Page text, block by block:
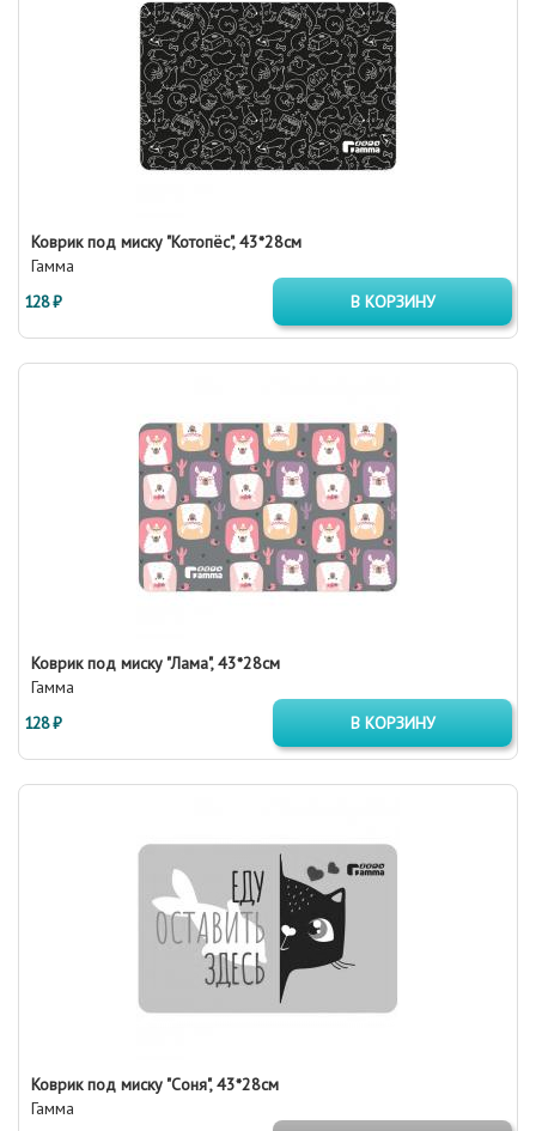
Коврик под миску "Котопёс", 43*28см
Гамма
128 ₽
В КОРЗИНУ
Коврик под миску "Лама", 43*28см
Гамма
128 ₽
В КОРЗИНУ
Коврик под миску "Соня", 43*28см
Гамма